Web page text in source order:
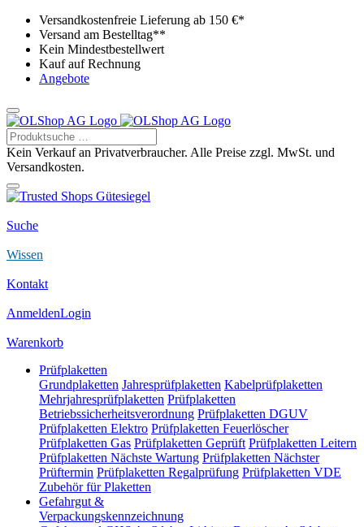
Versandkostenfreie Lieferung ab 150 €*
Versand am Bestelltag**
Kein Mindestbestellwert
Kauf auf Rechnung
Angebote
Kein Verkauf an Privatverbraucher. Alle Preise zzgl. MwSt. und
Versandkosten.
Suche
Wissen
Kontakt
AnmeldenLogin
Warenkorb
Prüfplaketten
Grundplaketten Jahresprüfplaketten Kabelprüfplaketten
Mehrjahresprüfplaketten Prüfplaketten
Betriebssicherheitsverordnung Prüfplaketten DGUV
Prüfplaketten Elektro Prüfplaketten Feuerlöscher
Prüfplaketten Gas Prüfplaketten Geprüft Prüfplaketten Leitern
Prüfplaketten Nächste Wartung Prüfplaketten Nächster
Prüftermin Prüfplaketten Regalprüfung Prüfplaketten VDE
Zubehör für Plaketten
Gefahrgut &
Verpackungskennzeichnung